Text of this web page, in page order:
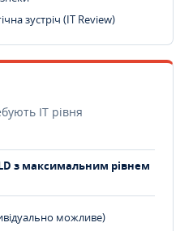
зустріч (IT Review)
ІТ рівня
з максимальним рівнем
можливе)